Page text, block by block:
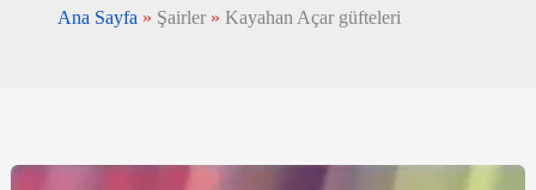
Ana Sayfa » Şairler » Kayahan Açar güfteleri